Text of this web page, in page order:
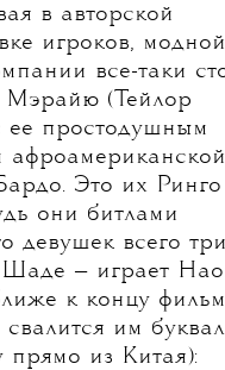
в авторской
игроков, модной
все-таки
Мэрайю (Тейлор
простодушным
афроамериканской
Это их Ринго
они битлами
девушек всего
Шаде — играет
к концу
им
прямо из Китая):